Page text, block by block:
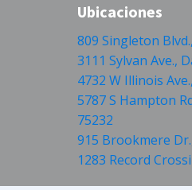
Ubicaciones
809 Singleton
3111 Sylvan Ave.,
4732 W Illinois
5787 S Hampton
75232
915 Brookmere
1283 Record